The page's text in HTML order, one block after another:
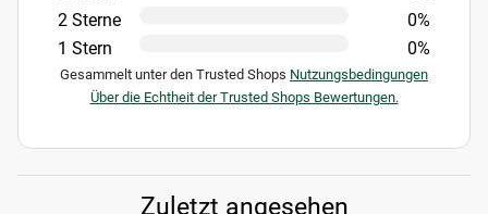
2 Sterne
0%
1 Stern
0%
Gesammelt unter den Trusted Shops Nutzungsbedingungen
Über die Echtheit der Trusted Shops Bewertungen.
Zuletzt angesehen